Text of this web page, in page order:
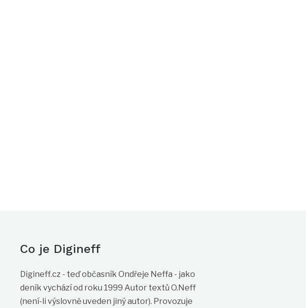
Co je Digineff
Digineff.cz - teď občasník Ondřeje Neffa - jako
deník vychází od roku 1999 Autor textů O.Neff
(není-li výslovně uveden jiný autor). Provozuje